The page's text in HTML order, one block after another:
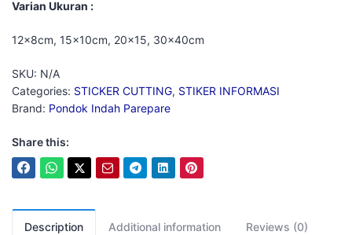
Varian Ukuran :
12x8cm, 15x10cm, 20×15, 30x40cm
SKU: N/A
Categories: STICKER CUTTING, STIKER INFORMASI
Brand: Pondok Indah Parepare
Share this:
Description Additional information Reviews (0)